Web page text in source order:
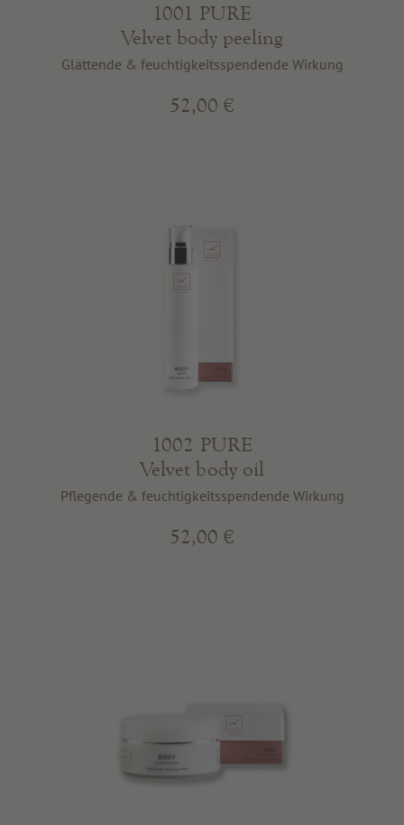
1001 PURE
Velvet body peeling
Glättende & feuchtigkeitsspendende Wirkung
52,00 €
1002 PURE
Velvet body oil
Pflegende & feuchtigkeitsspendende Wirkung
52,00 €